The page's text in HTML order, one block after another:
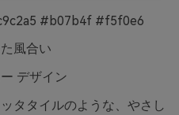
#b07b4f #f5f0e6
風合い
デザイン
タタイルのような、やさし